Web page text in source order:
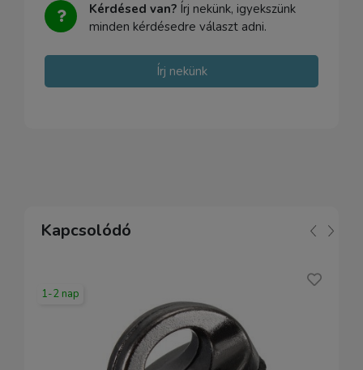
Kérdésed van? Írj nekünk, igyekszünk
minden kérdésedre választ adni.
Írj nekünk
Kapcsolódó
1-2 nap